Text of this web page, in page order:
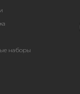
наборы